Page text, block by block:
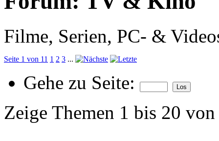
Filme, Serien, PC- &
Seite 1 von 11 1 2 3 ...
Gehe zu Seite:
Zeige Themen 1 bis 20